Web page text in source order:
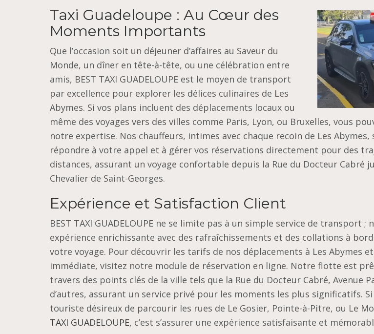
Taxi Guadeloupe : Au Cœur des
Moments Importants
Que l’occasion soit un déjeuner d’affaires au Saveur du
Monde, un dîner en tête-à-tête, ou une célébration entre
amis, BEST TAXI GUADELOUPE est le moyen de transport
par excellence pour explorer les délices culinaires de Les
Abymes. Si vos plans incluent des déplacements locaux ou
même des voyages vers des villes comme Paris, Lyon, ou Bruxelles, vous
notre expertise. Nos chauffeurs, intimes avec chaque recoin de Les
répondre à votre appel et à gérer vos réservations directement pour des
distances, assurant un voyage confortable depuis la Rue du Docteur Cabré
Chevalier de Saint-Georges.
Expérience et Satisfaction Client
BEST TAXI GUADELOUPE ne se limite pas à un simple service de transport ;
expérience enrichissante avec des rafraîchissements et des collations à
votre voyage. Pour découvrir les tarifs de nos déplacements à Les Abymes
immédiate, visitez notre module de réservation en ligne. Notre flotte est
travers des points clés de la ville tels que la Rue du Docteur Cabré, Avenue
d’autres, assurant un service privé pour les moments les plus significatifs.
touriste désireux de parcourir les rues de Le Gosier, Pointe-à-Pitre, ou Le
TAXI GUADELOUPE, c’est s’assurer une expérience satisfaisante et